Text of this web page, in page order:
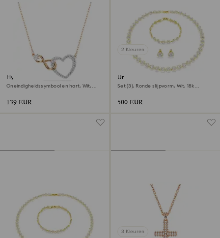
Hyperbola ketting
Oneindigheidssymbool en hart, Wit,
139 EUR
2 Kleuren
Una Angelic set
Set (3), Ronde slijpvorm, Wit, ‎18k
500 EUR
3 Kleuren